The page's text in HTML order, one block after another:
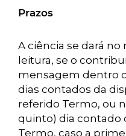
Prazos
A ciência se dará
leitura, se o
mensagem dentro
dias contados da
referido Termo, ou
quinto) dia contado
Termo, caso a